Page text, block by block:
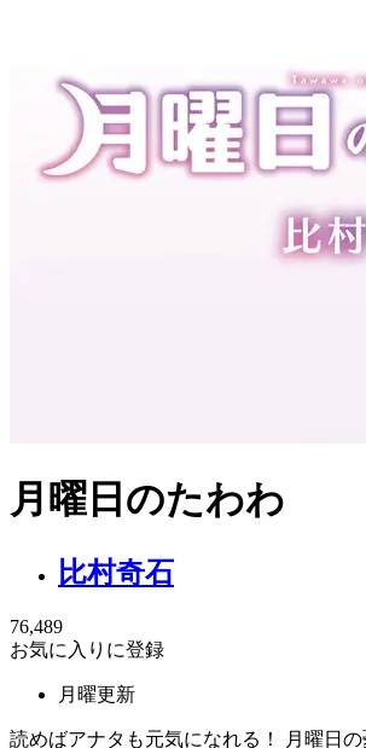
月曜日のたわわ
比村奇石
76,489
お気に入りに登録
月曜更新
読めばアナタも元気になれる！ 月曜日